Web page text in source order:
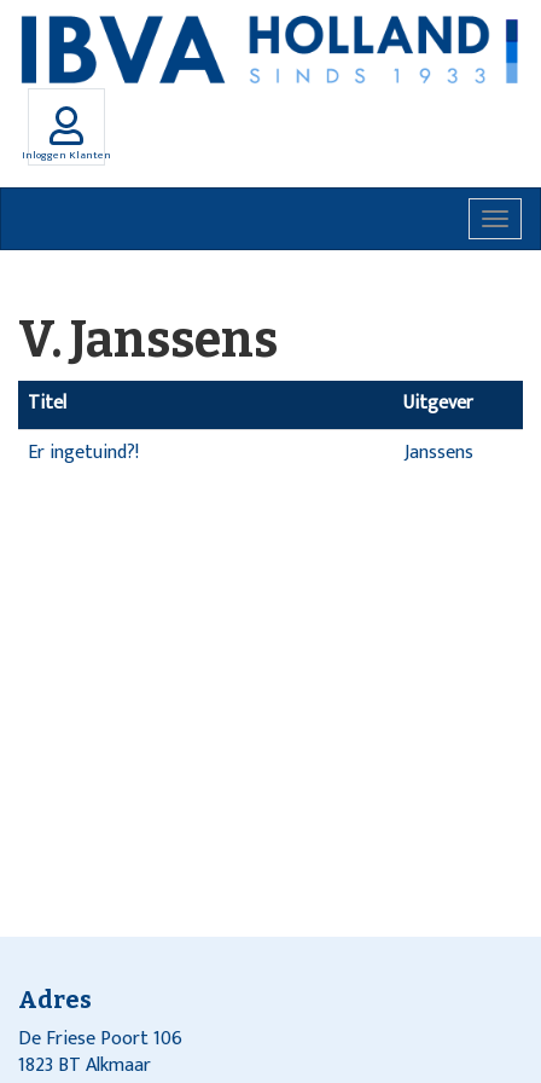
Inloggen Klanten
V. Janssens
Titel
Uitgever
Er ingetuind?!
Janssens
Adres
De Friese Poort 106
1823 BT Alkmaar